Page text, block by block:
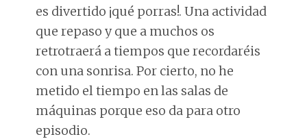
es divertido ¡qué porras!. Una actividad
que repaso y que a muchos os
retrotraerá a tiempos que recordaréis
con una sonrisa. Por cierto, no he
metido el tiempo en las salas de
máquinas porque eso da para otro
episodio.